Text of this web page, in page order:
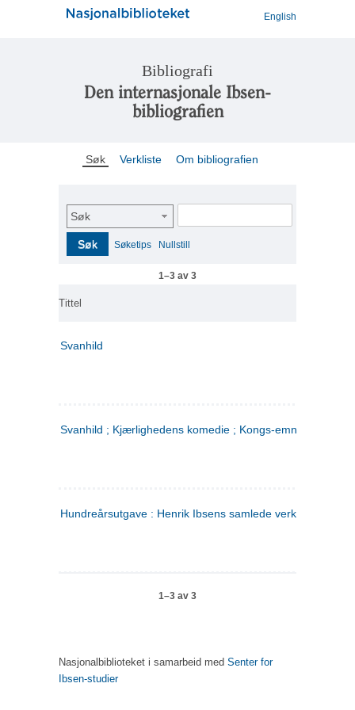
English
Bibliografi
Den internasjonale Ibsen-
bibliografien
Søk Verkliste Om bibliografien
Søk
Søk Søketips Nullstill
1–3 av 3
Tittel
Svanhild
Svanhild ; Kjærlighedens komedie ; Kongs-emnerne
Hundreårsutgave : Henrik Ibsens samlede verker. 4
1–3 av 3
Nasjonalbiblioteket i samarbeid med Senter for
Ibsen-studier